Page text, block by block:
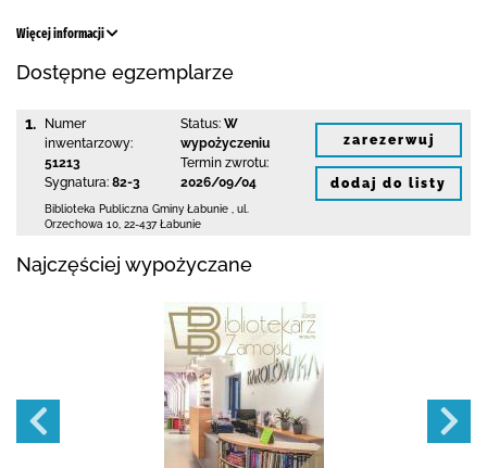
Więcej informacji
Dostępne egzemplarze
1.
Numer
inwentarzowy:
51213
Sygnatura: 82-3
Status: W
wypożyczeniu
Termin zwrotu:
2026/09/04
Biblioteka Publiczna Gminy Łabunie
ul.
Orzechowa 10 22-437 Łabunie
zarezerwuj
dodaj do listy
Najczęściej wypożyczane